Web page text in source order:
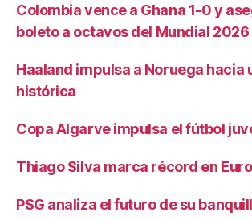
Colombia vence a Ghana 1-0 y
boleto a octavos del Mundial 2026
Haaland impulsa a Noruega hacia
histórica
Copa Algarve impulsa el fútbol
Thiago Silva marca récord en
PSG analiza el futuro de su